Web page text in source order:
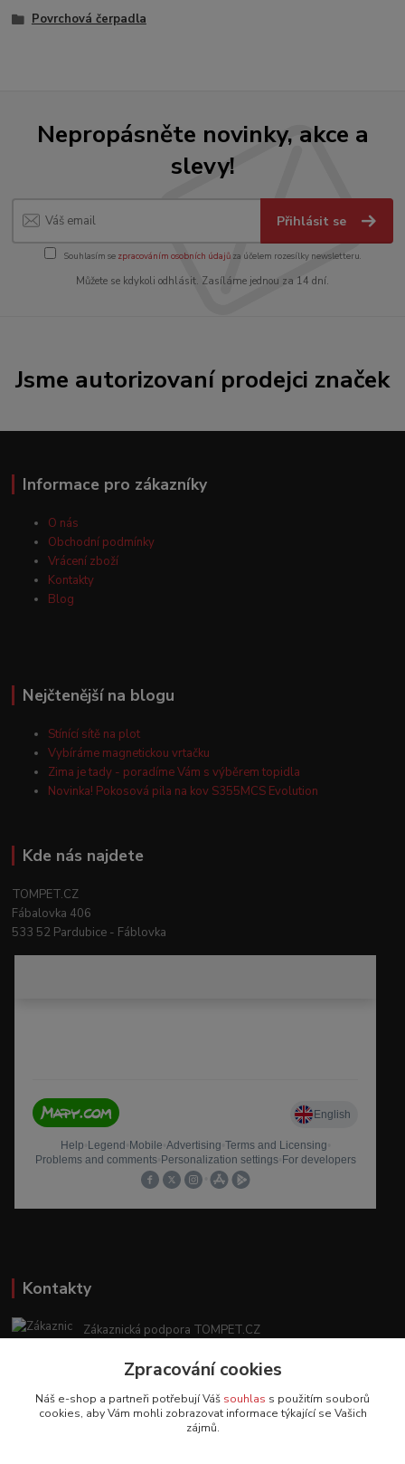
Povrchová čerpadla
Nepropásněte novinky, akce a
slevy!
Přihlásit se
Souhlasím se zpracováním osobních údajůza účelem rozesílky newsletteru.
Můžete se kdykoli odhlásit. Zasíláme jednou za 14 dní.
Jsme autorizovaní prodejci značek
Informace pro zákazníky
O nás
Obchodní podmínky
Vrácení zboží
Kontakty
Blog
Nejčtenější na blogu
Stínící sítě na plot
Vybíráme magnetickou vrtačku
Zima je tady - poradíme Vám s výběrem topidla
Novinka! Pokosová pila na kov S355MCS Evolution
Kde nás najdete
TOMPET.CZ
Fábalovka 406
533 52 Pardubice - Fáblovka
Kontakty
Zákaznická podpora TOMPET.CZ
(Po-Ne, 8-20 hod.)
obchod@tompet.cz
Zpracování cookies
Náš e-shop a partneři potřebují Váš souhlas s použitím souborů
cookies, aby Vám mohli zobrazovat informace týkající se Vašich
zájmů.